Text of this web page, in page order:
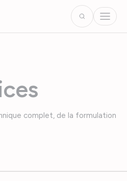
complet, de la formulation